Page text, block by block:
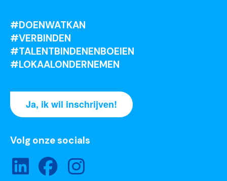
#DOENWATKAN
#VERBINDEN
#TALENTBINDENENBOEIEN
#LOKAALONDERNEMEN
Ja, ik wil inschrijven!
Volg onze socials